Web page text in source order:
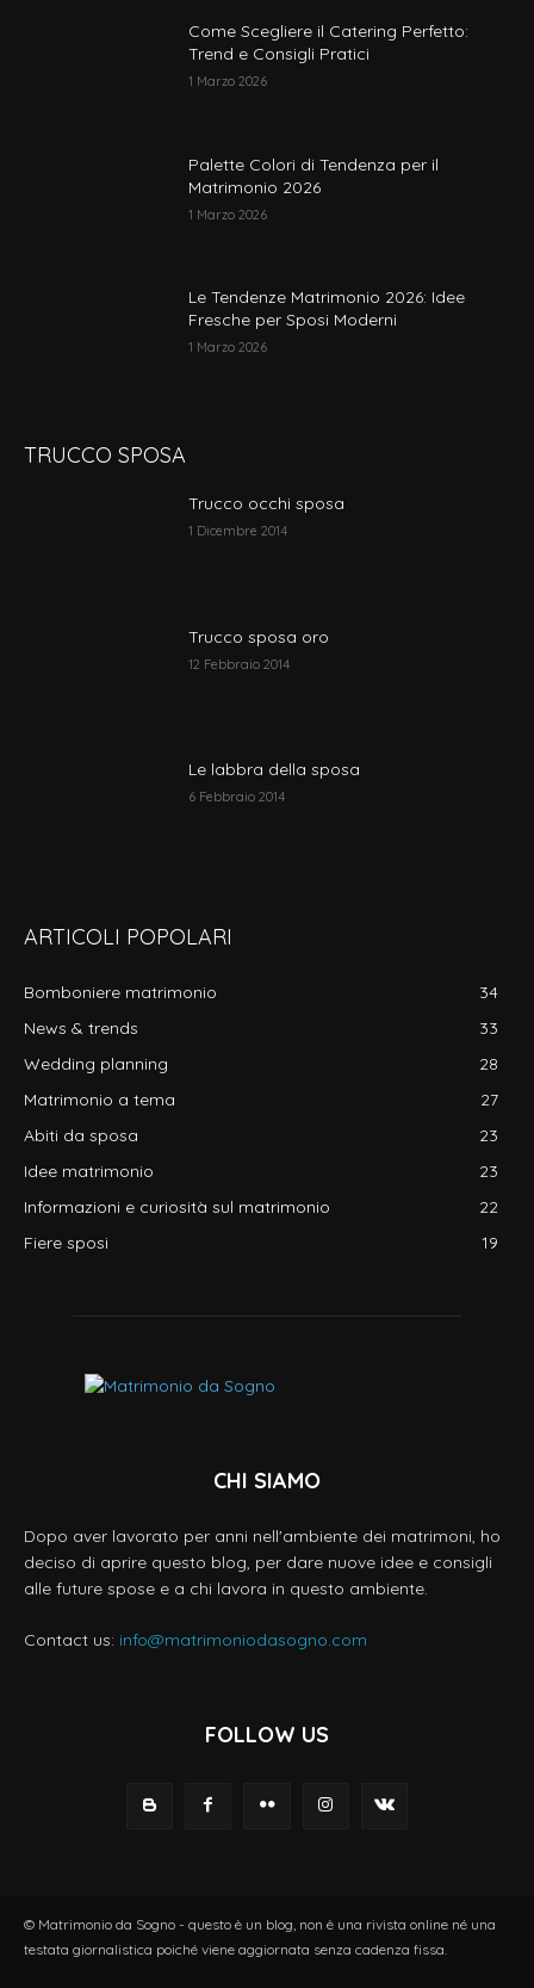
Come Scegliere il Catering Perfetto:
Trend e Consigli Pratici
1 Marzo 2026
Palette Colori di Tendenza per il
Matrimonio 2026
1 Marzo 2026
Le Tendenze Matrimonio 2026: Idee
Fresche per Sposi Moderni
1 Marzo 2026
TRUCCO SPOSA
Trucco occhi sposa
1 Dicembre 2014
Trucco sposa oro
12 Febbraio 2014
Le labbra della sposa
6 Febbraio 2014
ARTICOLI POPOLARI
Bomboniere matrimonio
34
News & trends
33
Wedding planning
28
Matrimonio a tema
27
Abiti da sposa
23
Idee matrimonio
23
Informazioni e curiosità sul matrimonio
22
Fiere sposi
19
CHI SIAMO
Dopo aver lavorato per anni nell'ambiente dei matrimoni, ho
deciso di aprire questo blog, per dare nuove idee e consigli
alle future spose e a chi lavora in questo ambiente.
Contact us: info@matrimoniodasogno.com
FOLLOW US
© Matrimonio da Sogno - questo è un blog, non è una rivista online né una
testata giornalistica poiché viene aggiornata senza cadenza fissa.